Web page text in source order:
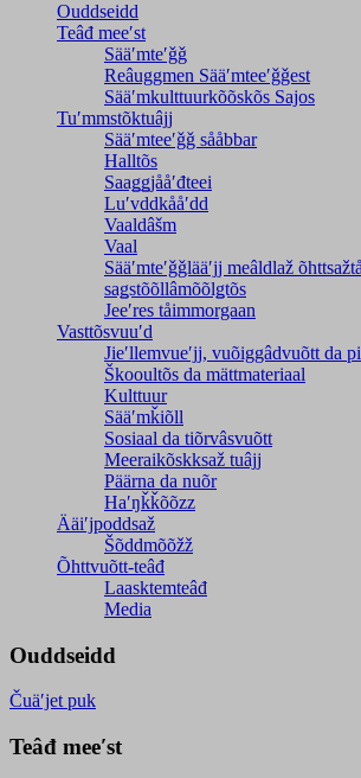
Ouddseidd
Teâđ meeʹst
Sääʹmteʹǧǧ
Reâuggmen Sääʹmteeʹǧǧest
Sääʹmkulttuurkõõskõs Sajos
Tuʹmmstõktuâjj
Sääʹmteeʹǧǧ sååbbar
Halltõs
Saaǥǥjååʹđteei
Luʹvddkååʹdd
Vaaldâšm
Vaal
Sääʹmteʹǧǧlääʹjj meâldlaž
saǥstõõllâmõõlǥtõs
Jeeʹres tåimmorgaan
Vasttõsvuuʹd
Jieʹllemvueʹjj, vuõiggâdvuõtt da
Škooultõs da mättmateriaal
Kulttuur
Sääʹmǩiõll
Sosiaal da tiõrvâsvuõtt
Meeraikõskksaž tuâjj
Päärna da nuõr
Haʹŋǩǩõõzz
Ääiʹjpoddsaž
Šõddmõõžž
Õhttvuõtt-teâđ
Laasktemteâđ
Media
Ouddseidd
Čuäʹjet puk
Teâđ meeʹst